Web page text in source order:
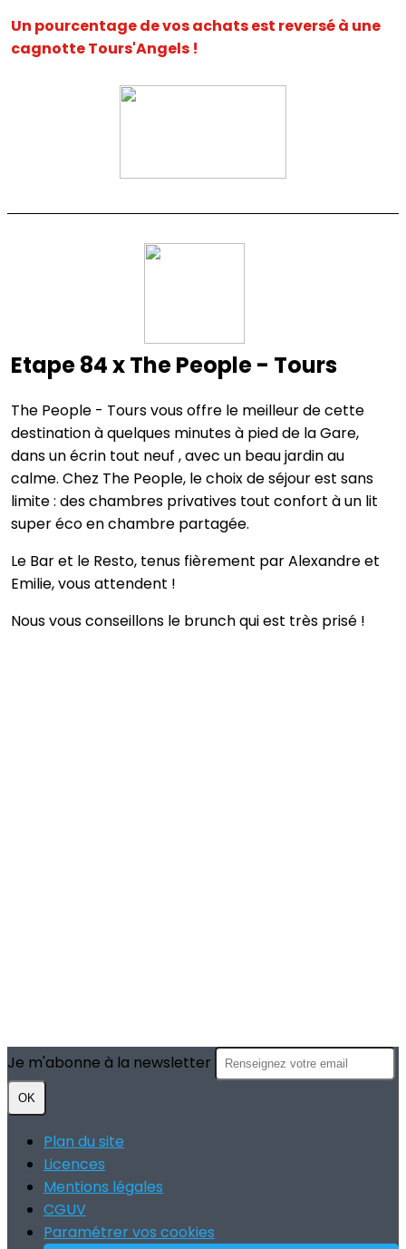
Un pourcentage de vos achats est reversé à une
cagnotte Tours'Angels !
Etape 84 x The People - Tours
The People - Tours vous offre le meilleur de cette
destination à quelques minutes à pied de la Gare,
dans un écrin tout neuf , avec un beau jardin au
calme. Chez The People, le choix de séjour est sans
limite : des chambres privatives tout confort à un lit
super éco en chambre partagée.
Le Bar et le Resto, tenus fièrement par Alexandre et
Emilie, vous attendent !
Nous vous conseillons le brunch qui est très prisé !
Je m'abonne à la newsletter
OK
Plan du site
Licences
Mentions légales
CGUV
Paramétrer vos cookies